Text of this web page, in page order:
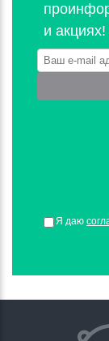
и
Я даю